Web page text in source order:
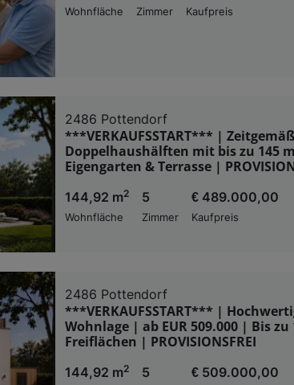
Wohnfläche
Zimmer Kaufpreis
2486 Pottendorf
***VERKAUFSSTART*** |
Doppelhaushälften mit bis zu 145
Eigengarten & Terrasse |
144,92 m2
Wohnfläche
5
Zimmer
€ 489.000,00
Kaufpreis
2486 Pottendorf
***VERKAUFSSTART*** |
Wohnlage | ab EUR 509.000 | Bis
Freiflächen | PROVISIONSFREI
144,92 m2
5 € 509.000,00